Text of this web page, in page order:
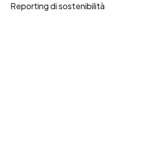
Reporting di sostenibilità